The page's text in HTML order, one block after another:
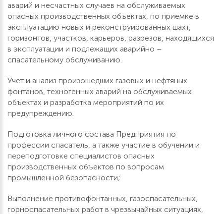
аварий и несчастных случаев на обслуживаемых
опасных производственных объектах, по приемке в
эксплуатацию новых и реконструированных шахт,
горизонтов, участков, карьеров, разрезов, находящихся
в эксплуатации и подлежащих аварийно –
спасательному обслуживанию.
Учет и анализ произошедших газовых и нефтяных
фонтанов, техногенных аварий на обслуживаемых
объектах и разработка мероприятий по их
предупреждению.
Подготовка личного состава Предприятия по
профессии спасатель, а также участие в обучении и
переподготовке специалистов опасных
производственных объектов по вопросам
промышленной безопасности;
Выполнение противофонтанных, газоспасательных,
горноспасательных работ в чрезвычайных ситуациях,